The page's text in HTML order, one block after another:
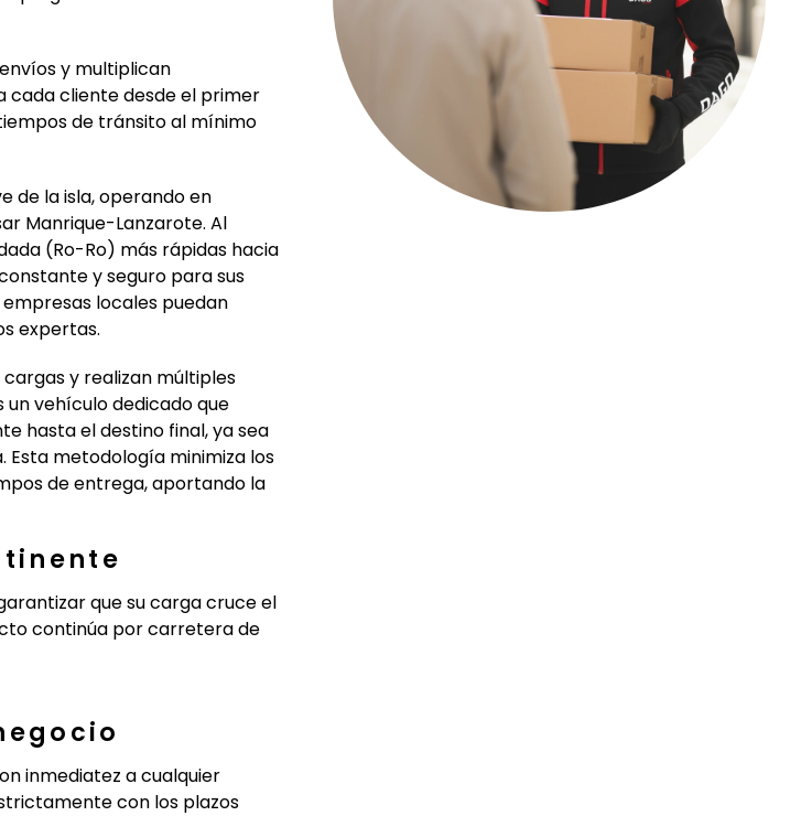
y multiplican
cada cliente desde el primer
de tránsito al mínimo
de la isla, operando en
Manrique-Lanzarote. Al
(Ro-Ro) más rápidas hacia
y seguro para sus
locales puedan
expertas.
y realizan múltiples
un vehículo dedicado que
hasta el destino final, ya sea
Esta metodología minimiza los
de entrega, aportando la
que su carga cruce el
continúa por carretera de
inmediatez a cualquier
con los plazos